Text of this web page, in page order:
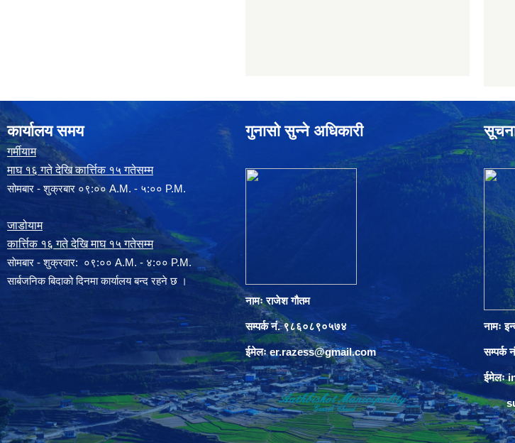
कार्यालय समय
गर्मीयाम
माघ १६ गते देखि कार्त्तिक १५ गतेसम्म
सोमबार - शुक्रबार ०९:०० A.M. - ५:०० P.M.
जाडोयाम
कार्त्तिक १६ गते देखि माघ १५ गतेसम्म
साेमबार - शुक्रवार: ०९:०० A.M. - ४:०० P.M.
सार्बजनिक बिदाको दिनमा कार्यालय बन्द रहने छ ।
गुनासो सुन्ने अधिकारी
नामः राजेश गौतम
सम्पर्क नं. ९८६०८९०५७४
ईमेलःer.razess@gmail.com
नामः
सम्पर्क
ईमेलः